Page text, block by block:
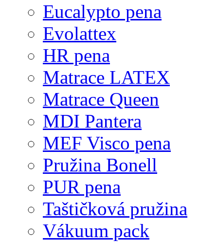
Eucalypto pena
Evolattex
HR pena
Matrace LATEX
Matrace Queen
MDI Pantera
MEF Visco pena
Pružina Bonell
PUR pena
Taštičková pružina
Vákuum pack